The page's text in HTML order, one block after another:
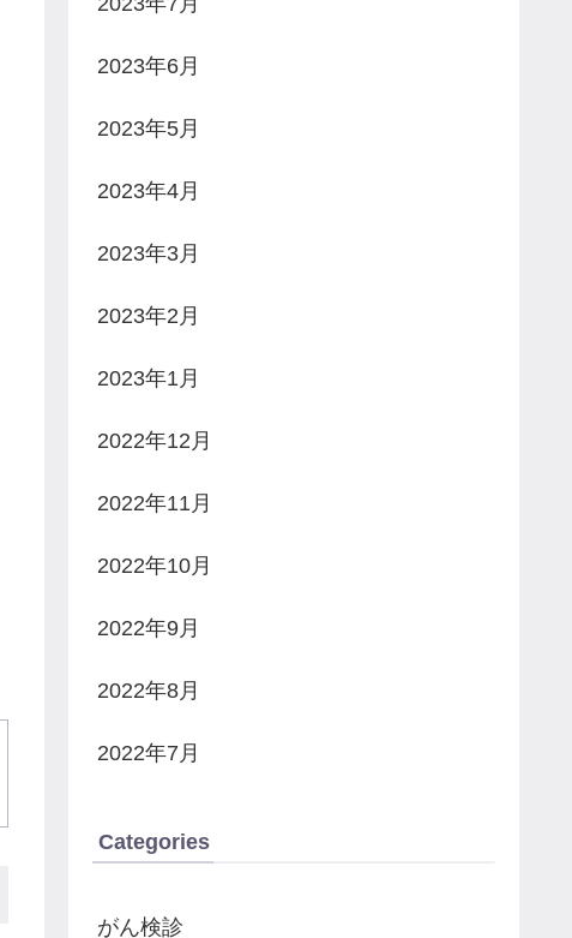
2023年6月
2023年5月
2023年4月
2023年3月
2023年2月
2023年1月
2022年12月
2022年11月
2022年10月
2022年9月
2022年8月
2022年7月
Categories
がん検診